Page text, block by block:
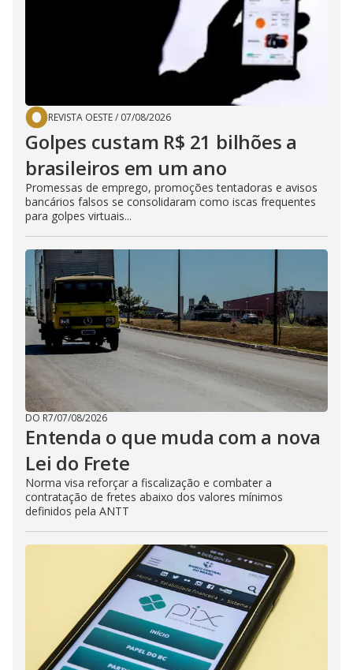
REVISTA OESTE/ 07/08/2026
Golpes custam R$ 21 bilhões a
brasileiros em um ano
Promessas de emprego, promoções tentadoras e avisos
bancários falsos se consolidaram como iscas frequentes
para golpes virtuais...
DO R7/07/08/2026
Entenda o que muda com a nova
Lei do Frete
Norma visa reforçar a fiscalização e combater a
contratação de fretes abaixo dos valores mínimos
definidos pela ANTT